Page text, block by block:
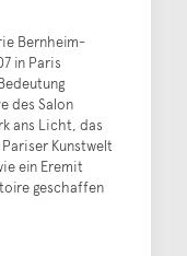
Bernheim-
in Paris
des Salon
ans Licht, das
Kunstwelt
ein Eremit
geschaffen